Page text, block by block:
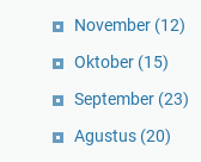
November (12)
Oktober (15)
September (23)
Agustus (20)